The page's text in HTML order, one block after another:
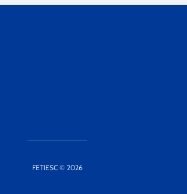
FETIESC © 2026